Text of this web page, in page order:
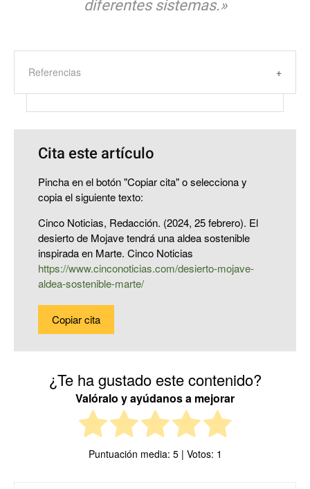
diferentes sistemas.»
Referencias
Cita este artículo
Pincha en el botón "Copiar cita" o selecciona y
copia el siguiente texto:
Cinco Noticias, Redacción. (2024, 25 febrero). El
desierto de Mojave tendrá una aldea sostenible
inspirada en Marte. Cinco Noticias
https://www.cinconoticias.com/desierto-mojave-
aldea-sostenible-marte/
Copiar cita
¿Te ha gustado este contenido?
Valóralo y ayúdanos a mejorar
Puntuación media: 5| Votos: 1